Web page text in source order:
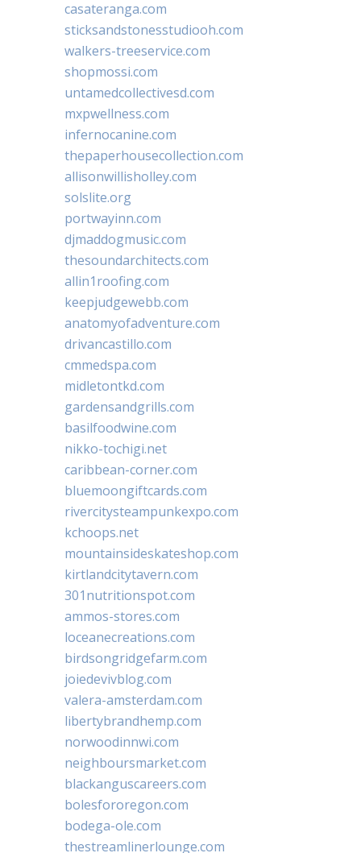
casateranga.com
sticksandstonesstudiooh.com
walkers-treeservice.com
shopmossi.com
untamedcollectivesd.com
mxpwellness.com
infernocanine.com
thepaperhousecollection.com
allisonwillisholley.com
solslite.org
portwayinn.com
djmaddogmusic.com
thesoundarchitects.com
allin1roofing.com
keepjudgewebb.com
anatomyofadventure.com
drivancastillo.com
cmmedspa.com
midletontkd.com
gardensandgrills.com
basilfoodwine.com
nikko-tochigi.net
caribbean-corner.com
bluemoongiftcards.com
rivercitysteampunkexpo.com
kchoops.net
mountainsideskateshop.com
kirtlandcitytavern.com
301nutritionspot.com
ammos-stores.com
loceanecreations.com
birdsongridgefarm.com
joiedevivblog.com
valera-amsterdam.com
libertybrandhemp.com
norwoodinnwi.com
neighboursmarket.com
blackanguscareers.com
bolesfororegon.com
bodega-ole.com
thestreamlinerlounge.com